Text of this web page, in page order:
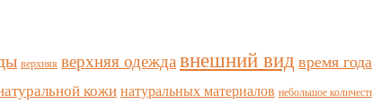
верхняя верхняя одеждавнешний вид время года
кожи натуральных материалов небольшое